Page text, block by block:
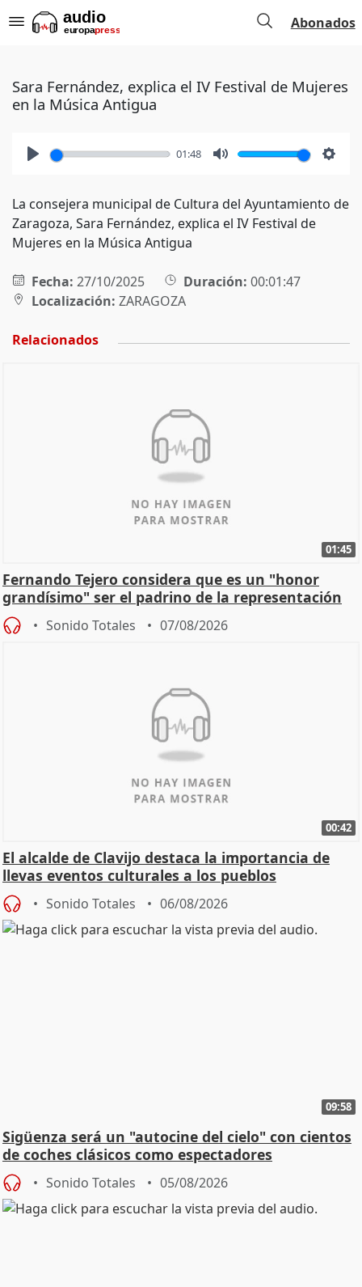
Abonados
Sara Fernández, explica el IV Festival de Mujeres
en la Música Antigua
01:48
La consejera municipal de Cultura del Ayuntamiento de
Zaragoza, Sara Fernández, explica el IV Festival de
Mujeres en la Música Antigua
Fecha: 27/10/2025 Duración: 00:01:47
Localización: ZARAGOZA
Relacionados
01:45
Fernando Tejero considera que es un "honor
grandísimo" ser el padrino de la representación
Sonido Totales 07/08/2026
00:42
El alcalde de Clavijo destaca la importancia de
llevas eventos culturales a los pueblos
Sonido Totales 06/08/2026
09:58
Sigüenza será un "autocine del cielo" con cientos
de coches clásicos como espectadores
Sonido Totales 05/08/2026